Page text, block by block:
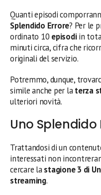
Quanti episodi
Splendido Errore? Per le
ordinato 10 episodiin
minuti circa, cifra che
originali del servizio.
Potremmo, dunque,
simile anche per laterza
ulteriori novità.
Uno Splendido
Trattandosi di un
interessati non
cercare lastagione 3 di
streaming.